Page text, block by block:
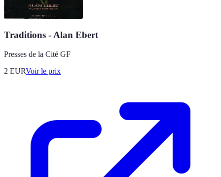
Traditions - Alan Ebert
Presses de la Cité GF
2 EURVoir le prix